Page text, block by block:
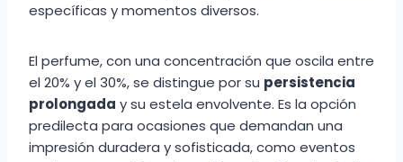
específicas y momentos diversos.
El perfume, con una concentración que oscila entre
el 20% y el 30%, se distingue por su persistencia
prolongada y su estela envolvente. Es la opción
predilecta para ocasiones que demandan una
impresión duradera y sofisticada, como eventos